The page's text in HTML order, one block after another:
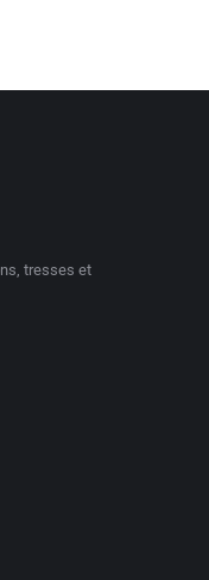
tresses et